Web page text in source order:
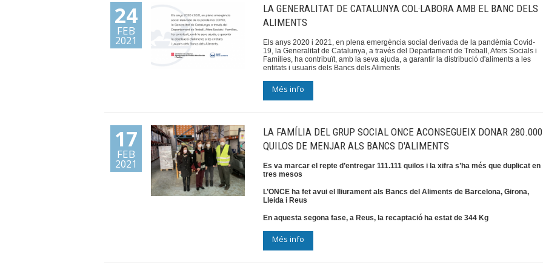
24
FEB
2021
LA GENERALITAT DE CATALUNYA COL·LABORA AMB EL BANC DELS
ALIMENTS
Els anys 2020 i 2021, en plena emergència social derivada de la pandèmia Covid-
19, la Generalitat de Catalunya, a través del Departament de Treball, Afers Socials i
Famílies, ha contribuït, amb la seva ajuda, a garantir la distribució d'aliments a les
entitats i usuaris dels Bancs dels Aliments
Més info
17
FEB
2021
LA FAMÍLIA DEL GRUP SOCIAL ONCE ACONSEGUEIX DONAR 280.000
QUILOS DE MENJAR ALS BANCS D'ALIMENTS
Es va marcar el repte d’entregar 111.111 quilos i la xifra s’ha més que duplicat en
tres mesos
L’ONCE ha fet avui el lliurament als Bancs del Alimentsde Barcelona, Girona,
Lleida i Reus
En aquesta segona fase, a Reus, la recaptació ha estat de 344 Kg
Més info